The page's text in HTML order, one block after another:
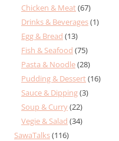
Chicken & Meat(67)
Drinks & Beverages(1)
Egg & Bread (13)
Fish & Seafood (75)
Pasta & Noodle(28)
Pudding & Dessert(16)
Sauce & Dipping(3)
Soup & Curry(22)
Vegie & Salad (34)
SawaTalks(116)